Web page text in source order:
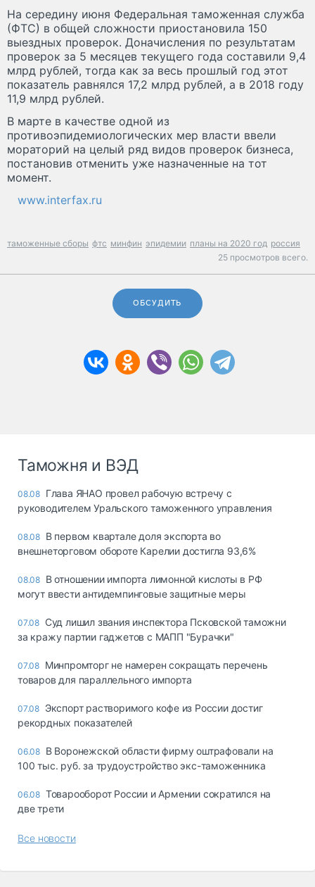
На середину июня Федеральная таможенная служба
(ФТС) в общей сложности приостановила 150
выездных проверок. Доначисления по результатам
проверок за 5 месяцев текущего года составили 9,4
млрд рублей, тогда как за весь прошлый год этот
показатель равнялся 17,2 млрд рублей, а в 2018 году
11,9 млрд рублей.
В марте в качестве одной из
противоэпидемиологических мер власти ввели
мораторий на целый ряд видов проверок бизнеса,
постановив отменить уже назначенные на тот
момент.
www.interfax.ru
таможенные сборы фтс минфин эпидемии планы на 2020 год россия
25 просмотров всего.
ОБСУДИТЬ
Таможня и ВЭД
08.08 Глава ЯНАО провел рабочую встречу с
руководителем Уральского таможенного управления
08.08 В первом квартале доля экспорта во
внешнеторговом обороте Карелии достигла 93,6%
08.08 В отношении импорта лимонной кислоты в РФ
могут ввести антидемпинговые защитные меры
07.08 Суд лишил звания инспектора Псковской таможни
за кражу партии гаджетов с МАПП "Бурачки"
07.08 Минпромторг не намерен сокращать перечень
товаров для параллельного импорта
07.08 Экспорт растворимого кофе из России достиг
рекордных показателей
06.08 В Воронежской области фирму оштрафовали на
100 тыс. руб. за трудоустройство экс-таможенника
06.08 Товарооборот России и Армении сократился на
две трети
Все новости